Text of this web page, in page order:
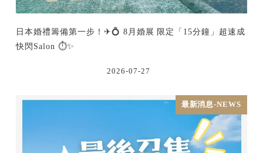
日本婚禮籌備第一步！✈💍 8月婚展 限定「15分鐘」超速成
快閃Salon ⏱️✨
2026-07-27
最新消息-NEWS